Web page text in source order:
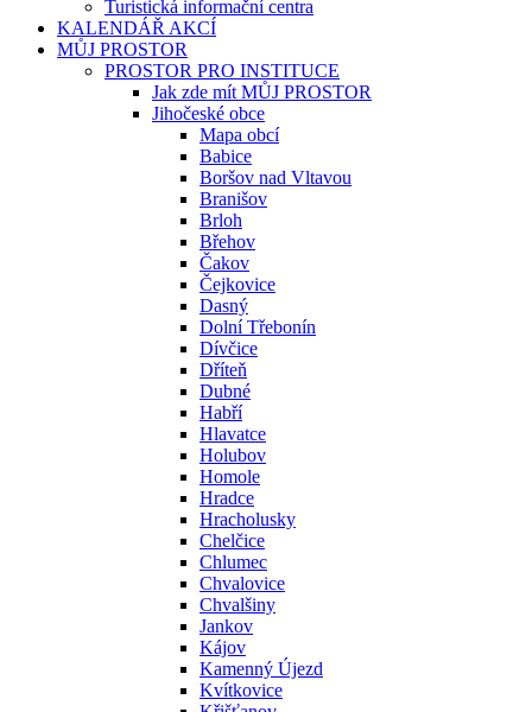
Turistická informační centra
KALENDÁŘ AKCÍ
MŮJ PROSTOR
PROSTOR PRO INSTITUCE
Jak zde mít MŮJ PROSTOR
Jihočeské obce
Mapa obcí
Babice
Boršov nad Vltavou
Branišov
Brloh
Břehov
Čakov
Čejkovice
Dasný
Dolní Třebonín
Dívčice
Dříteň
Dubné
Habří
Hlavatce
Holubov
Homole
Hradce
Hracholusky
Chelčice
Chlumec
Chvalovice
Chvalšiny
Jankov
Kájov
Kamenný Újezd
Kvítkovice